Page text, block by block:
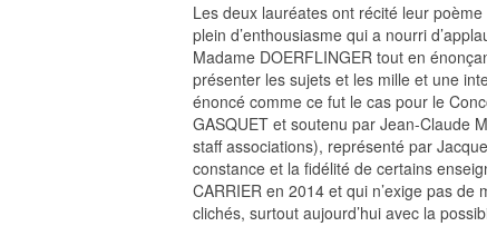
Les deux lauréates ont récité leur
plein d’enthousiasme qui a nourri
Madame DOERFLINGER tout en
présenter les sujets et les mille et une
énoncé comme ce fut le cas pour le
GASQUET et soutenu par Jean-Claude
staff associations), représenté par
constance et la fidélité de certains
CARRIER en 2014 et qui n’exige pas
clichés, surtout aujourd’hui avec la